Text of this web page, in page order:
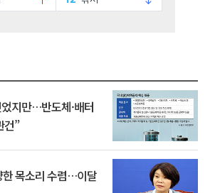
었지만…반도체·배터
건”
한 목소리 수렴…이달